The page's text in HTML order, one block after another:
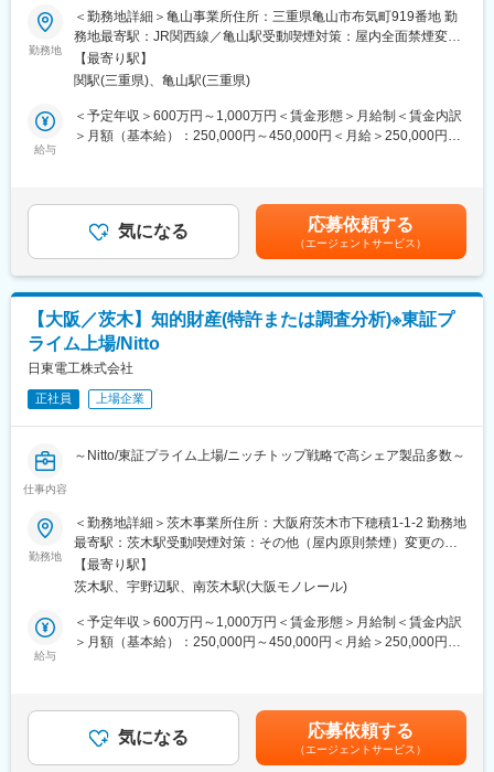
しやすい業務からご担当頂き、徐々に活躍の幅を広げて頂きま
す。
・英文契約、国際契約の検討、審査、交渉など
・顧客、ベンダーの他、研究開発や事業展開におけるアライアン
スパートナーとの各種アライアンス、契約審査業務
【業務のやりがい・魅力】
当社法務部は単なるバックオフィスとしての機能ではなく、事業
に深く入り込み、技術・製品・マーケット動向をよく理解した上
で、フロント担当と共に第一線で事業を推進する立場を求められ
ることが大きな特徴です。競争の激しい半導体メモリ事業で勝ち
抜いていくため、チャレンジングな環境で事業の成長に貢献する
ことを体感できる業務となります。
変更の範囲：会社の定める業務
・特許実務：担当するテーマの発明発掘から契約、権利活用まで
の一貫した特許実務。
・特許調査分析：社内の特許調査テーマに対し、調査分析及び提
案を行う調査実務。
※今までのご経験や志向により、いずれかの職務をお任せします。
【入社後まずお任せしたい業務】
・特許調査分析担当は、上長や先輩の支援を受けながら社内の特
許調査テーマに対し、調査分析、及び提案を担当いただきます。
ただきます。
・5年後：後輩特許実務者を指導しながら、担当テーマの知財戦略
立案、発明発掘、出願権利化を事業執行体の開発者と連携しなが
ら進めていただきます。
＜特許調査分析＞
・3年後：特許調査・分析の実務担当者として、上長サポートのも
と、他部門（研究開発、企画、営業など）と連携し、技術トレン
ドや競合企業の知財動向を分析、他部門へのインサイト提供を通
マネタイズ)を推進しています。
・5年後：知財調査・解析の専門家として、主体的に、社内の複数
の部署と連携しながら、特許および非特許情報を基にした新規事
業創出、および、知財を活用したマネタイズテーマの発掘を行
育・指導を通じて、知財リテラシーの向上と組織全体の知財力強
化に貢献、チームの中核メンバーとして信頼される存在となって
・当社では、経営層自ら知財戦略を語ったり、定期的な事業執行
体幹部との知財戦略会議の開催など、知財部署の立ち位置がとて
も重要視されており、成果を出すことで評価されやすい環境にあ
勤務地
＜勤務地詳細＞亀山事業所住所：三重県亀山市布気町919番地 勤
務地最寄駅：JR関西線／亀山駅受動喫煙対策：屋内全面禁煙変更
の範囲：会社の定める事業所
【最寄り駅】
関駅(三重県)、亀山駅(三重県)
給与
＜予定年収＞600万円～1,000万円＜賃金形態＞月給制＜賃金内訳
＞月額（基本給）：250,000円～450,000円＜月給＞250,000円～
は固定手当を含めた表記です。
気になる 応募依頼する
（エージェントサービス）
【大阪／茨木】知的財産(特許または調査分析)※東証プ
ライム上場/Nitto
日東電工株式会社
正社員 上場企業
仕事内容
～Nitto/東証プライム上場/ニッチトップ戦略で高シェア製品多数～
・特許実務：担当するテーマの発明発掘から契約、権利活用まで
の一貫した特許実務。
・特許調査分析：社内の特許調査テーマに対し、調査分析及び提
案を行う調査実務。
※今までのご経験や志向により、いずれかの職務をお任せします。
【入社後まずお任せしたい業務】
・特許調査分析担当は、上長や先輩の支援を受けながら社内の特
許調査テーマに対し、調査分析、及び提案を担当いただきます。
勤務地
＜勤務地詳細＞茨木事業所住所：大阪府茨木市下穂積1-1-2 勤務地
最寄駅：茨木駅受動喫煙対策：その他（屋内原則禁煙）変更の範
囲：会社の定める事業所
【最寄り駅】
茨木駅、宇野辺駅、南茨木駅(大阪モノレール)
給与
＜予定年収＞600万円～1,000万円＜賃金形態＞月給制＜賃金内訳
＞月額（基本給）：250,000円～450,000円＜月給＞250,000円～
は固定手当を含めた表記です。
気になる 応募依頼する
（エージェントサービス）